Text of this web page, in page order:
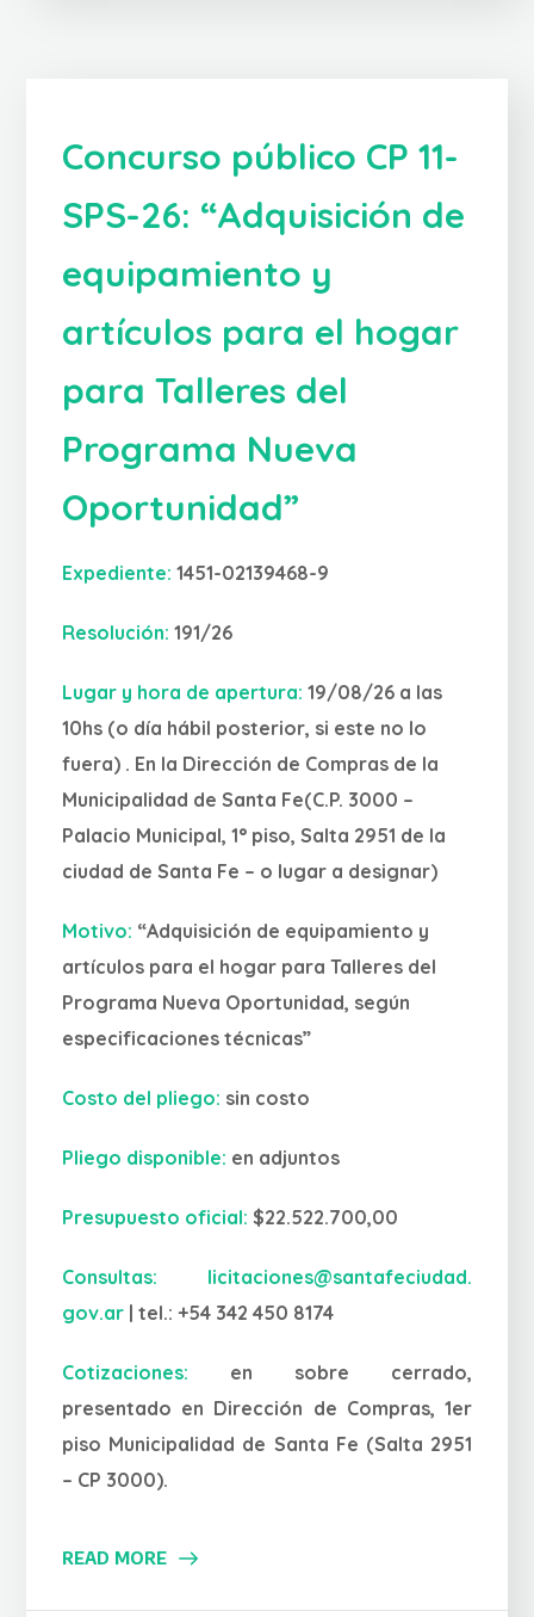
Concurso público CP 11-
SPS-26: “Adquisición de
equipamiento y
artículos para el hogar
para Talleres del
Programa Nueva
Oportunidad”
Expediente: 1451-02139468-9
Resolución: 191/26
Lugar y hora de apertura: 19/08/26 a las
10hs (o día hábil posterior, si este no lo
fuera) . En la Dirección de Compras de la
Municipalidad de Santa Fe(C.P. 3000 –
Palacio Municipal, 1° piso, Salta 2951 de la
ciudad de Santa Fe – o lugar a designar)
Motivo: “Adquisición de equipamiento y
artículos para el hogar para Talleres del
Programa Nueva Oportunidad, según
especificaciones técnicas”
Costo del pliego: sin costo
Pliego disponible: en adjuntos
Presupuesto oficial: $22.522.700,00
Consultas:
licitaciones@santafeciudad.
gov.ar | tel.: +54 342 450 8174
Cotizaciones: en sobre cerrado,
presentado en Dirección de Compras, 1er
piso Municipalidad de Santa Fe (Salta 2951
– CP 3000).
READ MORE